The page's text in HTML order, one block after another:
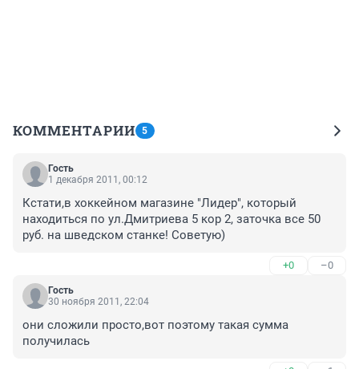
КОММЕНТАРИИ 5
Гость
1 декабря 2011, 00:12
Кстати,в хоккейном магазине "Лидер", который
находиться по ул.Дмитриева 5 кор 2, заточка все 50
руб. на шведском станке! Советую)
+0 –0
Гость
30 ноября 2011, 22:04
они сложили просто,вот поэтому такая сумма
получилась